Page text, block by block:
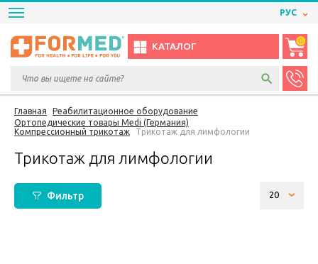
РУС
КАТАЛОГ
0
Главная
Реабилитационное оборудование
Ортопедические товары Medi (Германия)
Компрессионный трикотаж
Трикотаж для лимфологии
Трикотаж для лимфологии
Фильтр